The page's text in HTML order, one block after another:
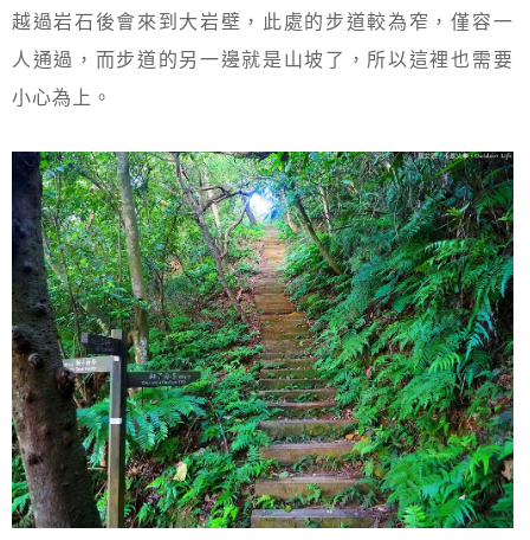
越過岩石後會來到大岩壁，此處的步道較為窄，僅容一
人通過，而步道的另一邊就是山坡了，所以這裡也需要
小心為上。